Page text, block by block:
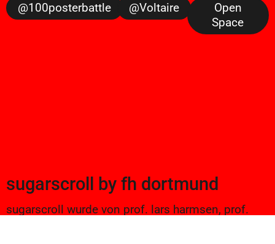
@100posterbattle
@voltaire
Open
Space
sugarscroll by fh dortmund
sugarscroll wurde von prof. lars harmsen, prof.